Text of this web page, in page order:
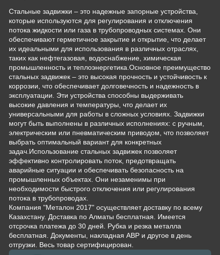
Стальные задвижки – это надежные запорные устройства,
которые используются для регулирования и отключения
потока жидкости или газа в трубопроводных системах. Они
обеспечивают герметичное закрытие и открытие, что делает
их идеальными для использования в различных отраслях,
таких как нефтегазовая, водоснабжение, химическая
промышленность и теплоэнергетика.Основное преимущество
стальных задвижек – это высокая прочность и устойчивость к
коррозии, что обеспечивает долговечность и надежность в
эксплуатации. Эти устройства способны выдерживать
высокие давления и температуры, что делает их
универсальными для работы в сложных условиях. Задвижки
могут быть выполнены в различных исполнениях: с ручным,
электрическим или пневматическим приводом, что позволяет
выбрать оптимальный вариант для конкретных
задач.Использование стальных задвижек позволяет
эффективно контролировать поток, предотвращать
аварийные ситуации и обеспечивать безопасность на
промышленных объектах. Они незаменимы при
необходимости быстрого отключения или регулирования
потока в трубопроводах.
Компания "Металон 2017" осуществляет доставку по всему
Казахстану. Доставка по Алматы бесплатная. Имеется
отсрочка платежа до 30 дней. Рубка и резка металла
бесплатная. Документы, накладная АВР и другое в день
отгрузки. Весь товар сертифицирован.